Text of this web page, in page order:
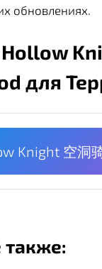
обновлениях.
для
Knight 空洞
также: